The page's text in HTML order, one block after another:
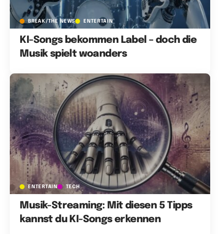
BREAK/THE NEWS ENTERTAIN
KI-Songs bekommen Label – doch die
Musik spielt woanders
ENTERTAIN TECH
Musik-Streaming: Mit diesen 5 Tipps
kannst du KI-Songs erkennen